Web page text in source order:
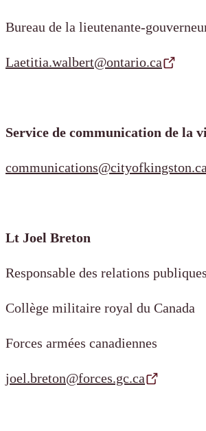
Bureau de la lieutenante-
Laetitia.walbert@ontario.ca
Service de communication de la
communications@cityofkingston.ca
Lt Joel Breton
Responsable des relations publiques
Collège militaire royal du Canada
Forces armées canadiennes
joel.breton@forces.gc.ca